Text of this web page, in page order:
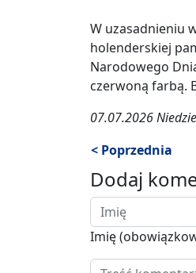
W uzasadnieniu
holenderskiej
Narodowego
czerwoną farbą.
07.07.2026
< Poprzednia
Dodaj
Imię